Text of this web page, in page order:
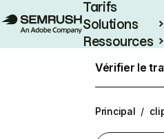
Tarifs
Solutions
Ressources
Vérifier le
Principal /